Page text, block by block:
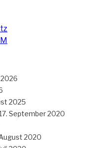
2026
2025
September 2020
2020